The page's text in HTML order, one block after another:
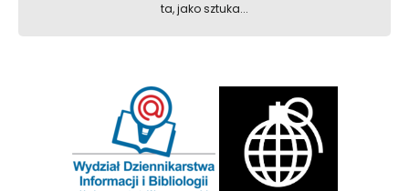
ta, jako sztuka...